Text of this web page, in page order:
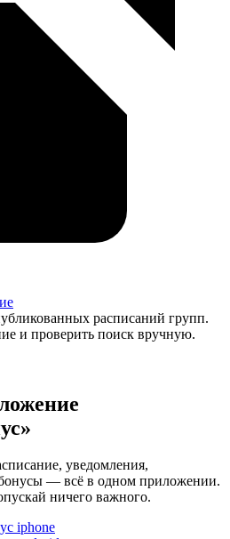
расписаний групп.
и проверить поиск вручную.
уведомления,
— всё в одном приложении.
ничего важного.